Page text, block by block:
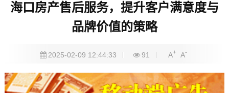
海口房产售后服务，提升客户满意度与
品牌价值的策略
2025-02-09 12:44:33 91 A+ A-